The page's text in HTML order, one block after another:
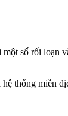
số rối loạn
thống miễn